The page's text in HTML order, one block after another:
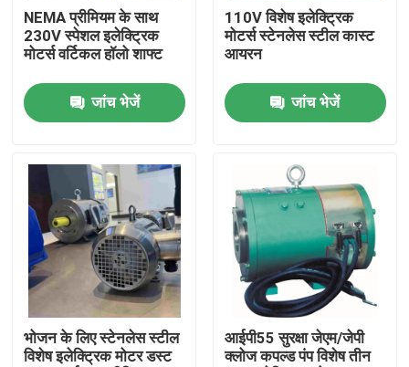
हमारे बारे में
गुणवत्ता नियंत्रण
संपर्क करें
एक उद्धरण का अनुरोध करें
उच्च दक्षता वाली इलेक्ट्रिक मोटर
सिंगल फेज इलेक्ट्रिक मोटर्स
NEMA प्रीमियम के साथ
230V स्पेशल इलेक्ट्रिक
मोटर्स वर्टिकल हॉलो शाफ्ट
जांच भेजें
110V विशेष इलेक्ट्रिक
मोटर्स स्टेनलेस स्टील कास्ट
आयरन
जांच भेजें
भोजन के लिए स्टेनलेस स्टील
विशेष इलेक्ट्रिक मोटर डस्ट
आईपी55 सुरक्षा जेएम/जेपी
क्लोज कपल्ड पंप विशेष तीन